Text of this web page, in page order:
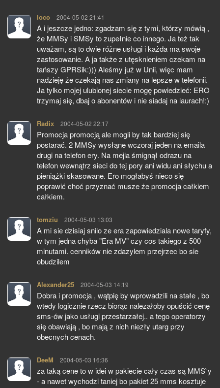
loco pisze:
2004-05-02 21:41
A i jeszcze jedno: zgadzam się z tymi, którzy mówią ,
że MMSy i SMSy to zupełnie co innego. Ja też tak
uważam, są to dwie różne usługi i każda ma swoje
zastosowanie. A ja także z utęsknieniem czekam na
tańszy GPRSik:))) Aleśmy już w Unii, więc mam
nadzieję że czekają nas zmiany na lepsze w telefonii.
Ja tylko mojej ulubionej siecie mogę powiedzieć: ERO
trzymaj się, dbaj o abonentów i nie siadaj na laurach!:)
Radix pisze:
2004-05-02 22:17
Promocja promocją ale mogli by tak bardziej się
postarać. 2 MMSy wysłąne wczoraj jeden na emaila
drugi na telefon ery. Na mejla śmignął odrazu na
telefon wewnątrz sieci do tej pory ani widu ani słychu a
pieniążki skasowane. Ero mogłabyś nieco się
poprawić choć przyznać musze że promocja całkiem
całkiem.
tomziu pisze:
2004-05-03 13:03
A mi sie dzisiaj snilo ze era zapowiedziala nowe taryfy,
w tym jedna chyba "Era MV" czy cos takiego z 500
minutami. cenników nie zdazylem przejrzec bo sie
obudzilem
Alexander25 pisze:
2004-05-03 14:19
Dobra i promocja , wątpię by wprowadzili na stałe , bo
wtedy logicznie rzecz biorąc nalezałoby opuścić cenę
sms-ów jako usługi przestarzałej.. a tego operatorzy
się obawiają , bo mają z nich niezły utarg przy
obecnych cenach.
DeeM pisze:
2004-05-03 16:36
za taką cene to w idei w pakiecie cały czas są MMS`y
- a nawet wychodzi taniej bo pakiet 25 mms kosztuje